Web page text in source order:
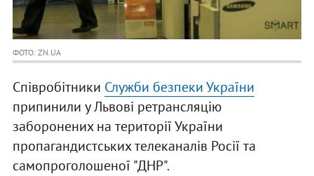
ФОТО: ZN.UA
Співробітники Служби безпеки України
припинили у Львові ретрансляцію
заборонених на території України
пропагандистських телеканалів Росії та
самопроголошеної "ДНР".